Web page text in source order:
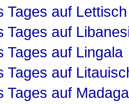
Tages auf Lettisch
Tages auf
Tages auf Lingala
Tages auf
Tages auf